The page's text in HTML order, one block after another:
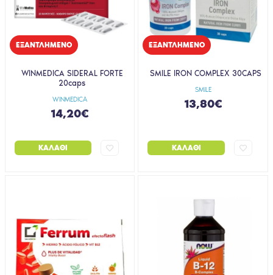
EΞΑΝΤΛΗΜΈΝΟ
WINMEDICA
WINMEDICA SIDERAL FORTE
20caps
14,20€
ΚΑΛΆΘΙ
EΞΑΝΤΛΗΜΈΝΟ
SMILE
SMILE IRON COMPLEX 30CAPS
13,80€
ΚΑΛΆΘΙ